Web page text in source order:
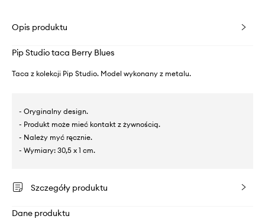
Opis produktu
Pip Studio taca Berry Blues
Taca z kolekcji Pip Studio. Model wykonany z metalu.
- Oryginalny design.
- Produkt może mieć kontakt z żywnością.
- Należy myć ręcznie.
- Wymiary: 30,5 x 1 cm.
Szczegóły produktu
Dane produktu